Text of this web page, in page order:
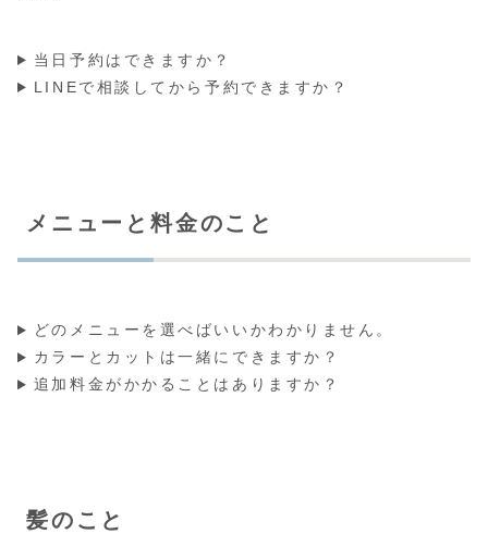
当日予約はできますか？
LINEで相談してから予約できますか？
メニューと料金のこと
どのメニューを選べばいいかわかりません。
カラーとカットは一緒にできますか？
追加料金がかかることはありますか？
髪のこと